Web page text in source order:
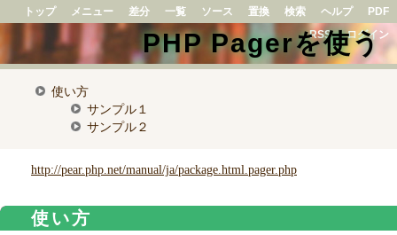
トップ メニュー 差分 一覧 ソース 置換 検索 ヘルプ
PDF
RSS
ログイン
PHP Pagerを使う
使い方
サンプル１
サンプル２
http://pear.php.net/manual/ja/package.html.pager.php
使い方